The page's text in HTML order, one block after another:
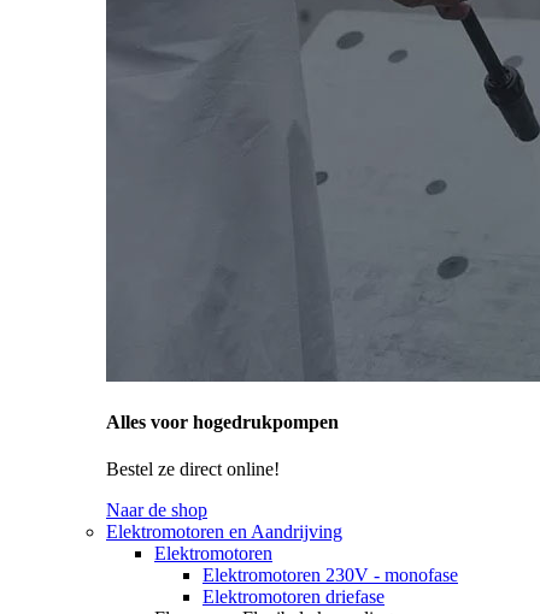
Alles voor hogedrukpompen
Bestel ze direct online!
Naar de shop
Elektromotoren en Aandrijving
Elektromotoren
Elektromotoren 230V - monofase
Elektromotoren driefase